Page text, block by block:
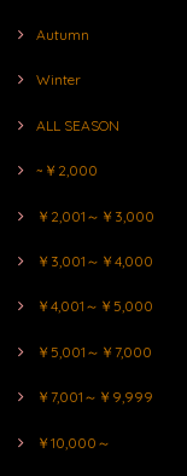
Autumn
Winter
ALL SEASON
~￥2,000
￥2,001～￥3,000
￥3,001～￥4,000
￥4,001～￥5,000
￥5,001～￥7,000
￥7,001～￥9,999
￥10,000～